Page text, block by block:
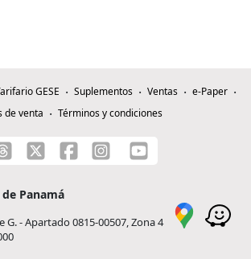
GESE Suplementos Ventas
e-Paper
de venta
Términos y condiciones
Panamá
G. - Apartado 0815-00507, Zona 4